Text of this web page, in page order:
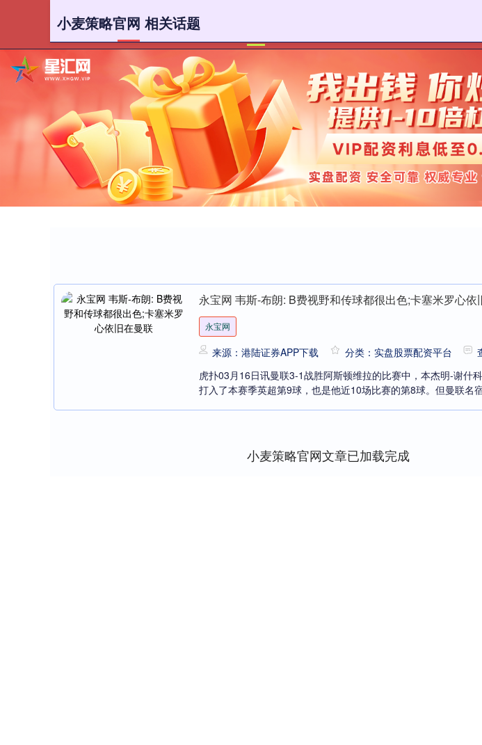
小麦策略官网 相关话题
永宝网 韦斯-布朗: B费视野和传球都很出色;卡塞米罗心依
永宝网
来源：港陆证券APP下载 分类：实盘股票配资平台
虎扑03月16日讯曼联3-1战胜阿斯顿维拉的比赛中，本杰明-谢什
打入了本赛季英超第9球，也是他近10场比赛的第8球。但曼联名
小麦策略官网文章已加载完成